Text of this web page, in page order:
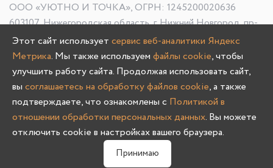
ООО «УЮТНО И ТОЧКА», ОГРН: 1245200020636
603107, Нижегородская область, г. Нижний Новгород, пр-
кт Гагарина, д. 178/1
Олмеко © 2004 -2026
Этот сайт использует сервис веб-аналитики Яндекс
Метрика. Мы также используем файлы cookie, чтобы
улучшить работу сайта. Продолжая использовать сайт,
вы соглашаетесь на обработку файлов cookie, а также
подтверждаете, что ознакомлены с Политикой в
отношении обработки персональных данных. Вы можете
отключить cookie в настройках вашего браузера.
Принимаю